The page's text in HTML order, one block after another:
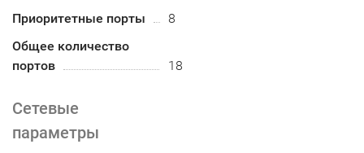
Приоритетные порты
8
Общее количество
портов
18
Сетевые
параметры